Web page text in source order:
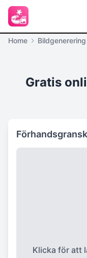
Home Bildgenerering
Gratis
Klicka för att